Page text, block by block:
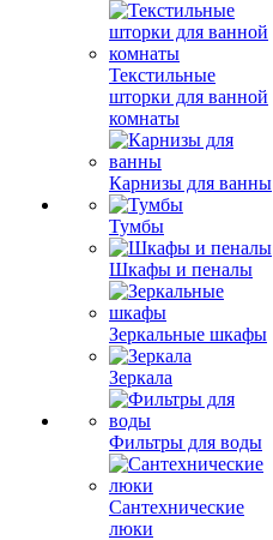
Текстильные
шторки для ванной
комнаты
Карнизы для ванны
Тумбы
Шкафы и пеналы
Зеркальные шкафы
Зеркала
Фильтры для воды
Сантехнические
люки